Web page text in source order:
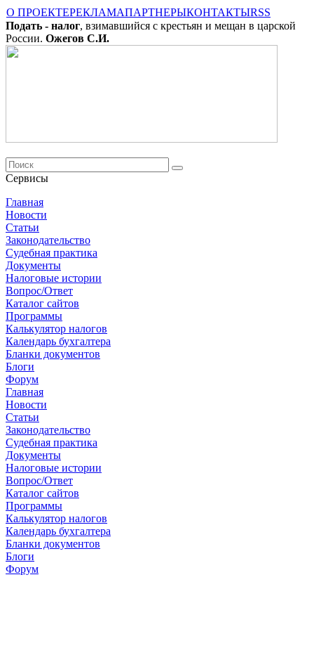
О ПРОЕКТЕРЕКЛАМАПАРТНЕРЫКОНТАКТЫRSS
Подать - налог, взимавшийся с крестьян и мещан в царской
России. Ожегов С.И.
Сервисы
Главная
Новости
Cтатьи
Законодательство
Судебная практика
Документы
Налоговые истории
Вопрос/Ответ
Каталог сайтов
Программы
Калькулятор налогов
Календарь бухгалтера
Бланки документов
Блоги
Форум
Главная
Новости
Cтатьи
Законодательство
Судебная практика
Документы
Налоговые истории
Вопрос/Ответ
Каталог сайтов
Программы
Калькулятор налогов
Календарь бухгалтера
Бланки документов
Блоги
Форум